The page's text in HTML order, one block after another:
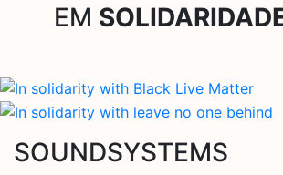
EM
SOUNDSYSTEMS